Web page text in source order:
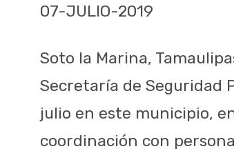
07-JULIO-2019
Soto la Marina,
Secretaría de Seguridad
julio en este municipio,
coordinación con